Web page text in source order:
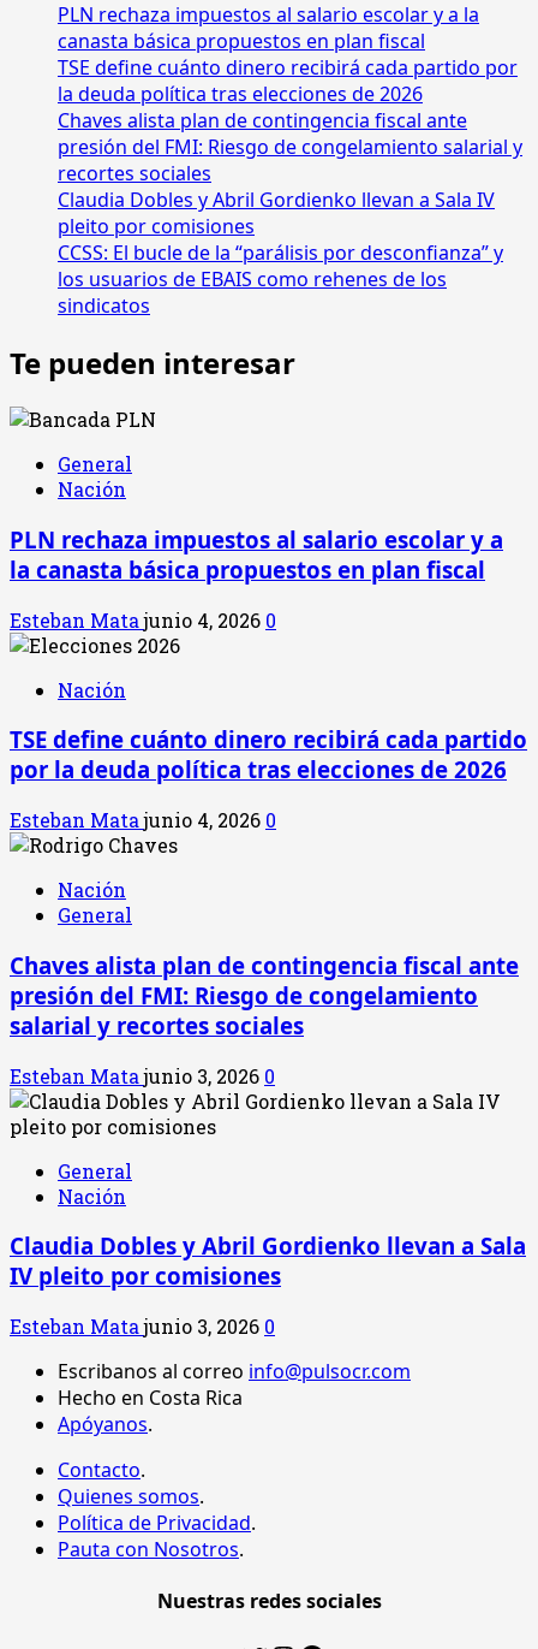
PLN rechaza impuestos al salario escolar y a la
canasta básica propuestos en plan fiscal
TSE define cuánto dinero recibirá cada partido por
la deuda política tras elecciones de 2026
Chaves alista plan de contingencia fiscal ante
presión del FMI: Riesgo de congelamiento salarial y
recortes sociales
Claudia Dobles y Abril Gordienko llevan a Sala IV
pleito por comisiones
CCSS: El bucle de la “parálisis por desconfianza” y
los usuarios de EBAIS como rehenes de los
sindicatos
Te pueden interesar
General
Nación
PLN rechaza impuestos al salario escolar y a
la canasta básica propuestos en plan fiscal
Esteban Matajunio 4, 2026 0
Nación
TSE define cuánto dinero recibirá cada partido
por la deuda política tras elecciones de 2026
Esteban Matajunio 4, 2026 0
Nación
General
Chaves alista plan de contingencia fiscal ante
presión del FMI: Riesgo de congelamiento
salarial y recortes sociales
Esteban Matajunio 3, 2026 0
General
Nación
Claudia Dobles y Abril Gordienko llevan a Sala
IV pleito por comisiones
Esteban Matajunio 3, 2026 0
Escribanos al correo info@pulsocr.com
Hecho en Costa Rica
Apóyanos.
Contacto.
Quienes somos.
Política de Privacidad.
Pauta con Nosotros.
Nuestras redes sociales